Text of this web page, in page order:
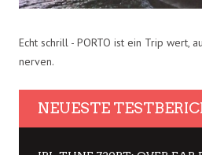
Echt schrill - PORTO ist ein Trip wert,
nerven.
NEUESTE